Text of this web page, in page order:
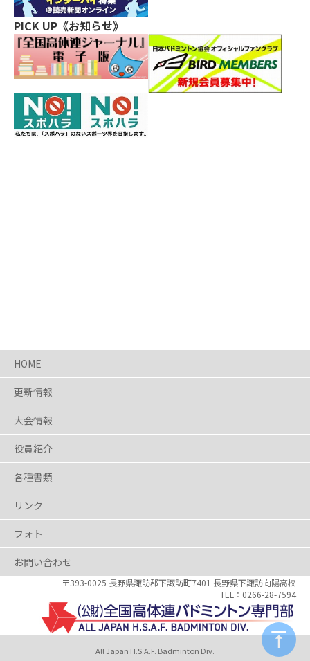
PICK UP《お知らせ》
HOME
更新情報
大会情報
役員紹介
各種書類
リンク
フォト
お問い合わせ
〒393-0025 長野県諏訪郡下諏訪町7401 長野県下諏訪向陽高校
0266-28-7594
All Japan H.S.A.F. Badminton Div.